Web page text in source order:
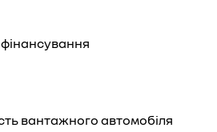
вантажного автомобіля